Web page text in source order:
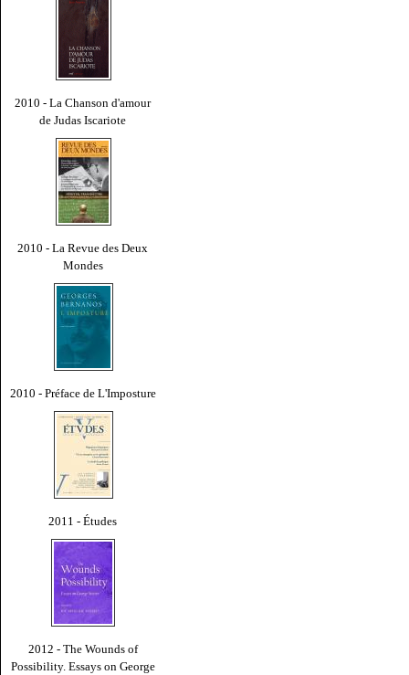
2010 - La Chanson d'amour
de Judas Iscariote
2010 - La Revue des Deux
Mondes
2010 - Préface de L'Imposture
2011 - Études
2012 - The Wounds of
Possibility. Essays on George